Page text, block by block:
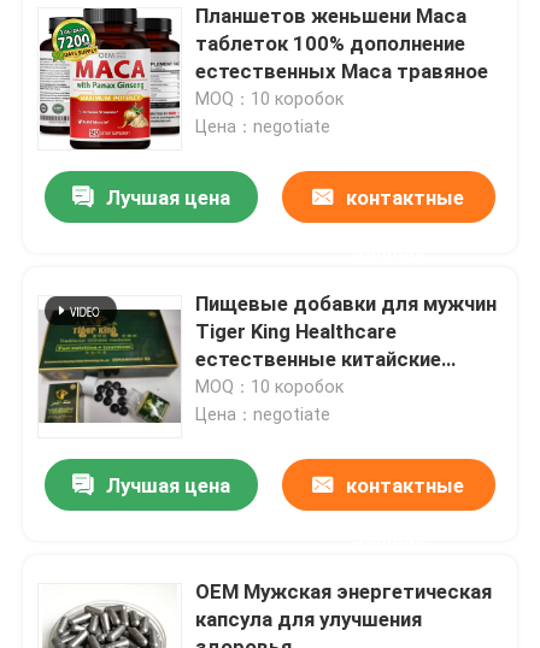
Продукты
видео
О нас
Проверка качества
Свяжитесь мы
Спросите цитату
Дополнение Maca травяное
Планшетов женьшени Maca
таблеток 100% дополнение
естественных Maca травяное
MOQ：10 коробок
Цена：negotiate
Лучшая цена контактные
Пищевые добавки для мужчин
Tiger King Healthcare
естественные китайские
энергетические таблетки
MOQ：10 коробок
Цена：negotiate
Лучшая цена контактные
OEM Мужская энергетическая
капсула для улучшения